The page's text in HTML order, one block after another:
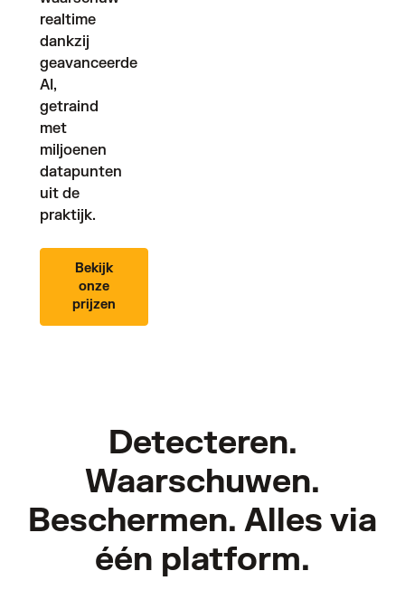
realtime
dankzij
geavanceerde
AI,
getraind
met
miljoenen
datapunten
uit de
praktijk.
Bekijk
onze
prijzen
Detecteren.
Waarschuwen.
Beschermen. Alles via
één platform.